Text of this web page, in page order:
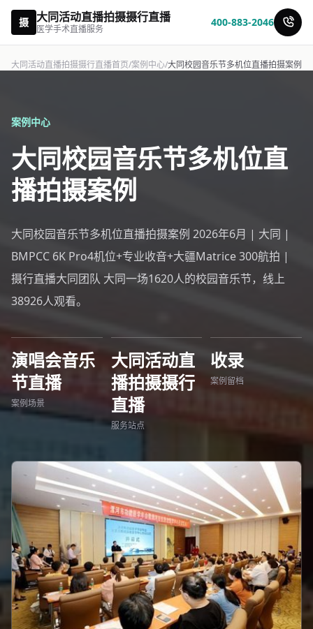
摄 大同活动直播拍摄摄行直播
医学手术直播服务
400-883-2046
大同活动直播拍摄摄行直播首页/案例中心/大同校园音乐节多机位直播拍摄案例
案例中心
大同校园音乐节多机位直
播拍摄案例
大同校园音乐节多机位直播拍摄案例 2026年6月 | 大同 |
BMPCC 6K Pro4机位+专业收音+大疆Matrice 300航拍 |
摄行直播大同团队 大同一场1620人的校园音乐节，线上
38926人观看。
演唱会音乐
节直播
案例场景
大同活动直
播拍摄摄行
直播
服务站点
收录
案例留档